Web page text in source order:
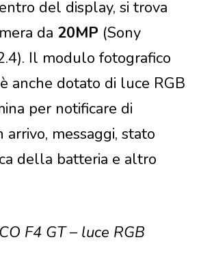
del display, si trova
da 20MP (Sony
Il modulo fotografico
anche dotato di luce RGB
per notificare di
arrivo, messaggi, stato
della batteria e altro
F4 GT – luce RGB